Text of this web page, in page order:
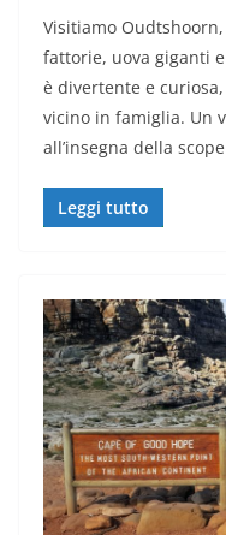
Visitiamo
fattorie, uova giganti
è divertente e
vicino in famiglia. Un
all’insegna della
Leggi tutto